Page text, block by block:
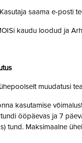
saama e-posti
kaudu loodud ja
muudatusi
kasutamise
ööpäevas ja 7
tund. Maksimaalne